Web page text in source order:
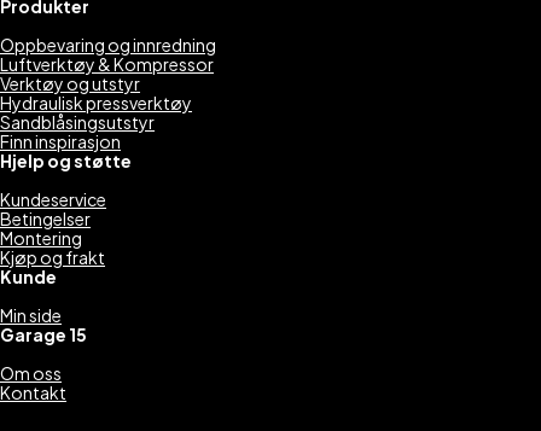
Produkter
Oppbevaring og innredning
Luftverktøy & Kompressor
Verktøy og utstyr
Hydraulisk pressverktøy
Sandblåsingsutstyr
Finn inspirasjon
Hjelp og støtte
Kundeservice
Betingelser
Montering
Kjøp og frakt
Kunde
Min side
Garage 15
Om oss
Kontakt